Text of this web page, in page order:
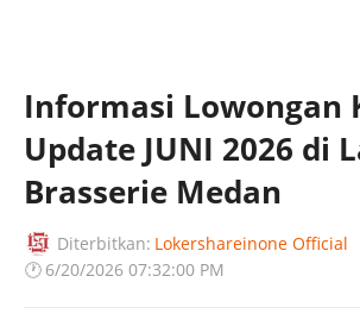
Informasi Lowongan
Update JUNI 2026 di
Brasserie Medan
Diterbitkan: Lokershareinone Official
🕐 6/20/2026 07:32:00 PM